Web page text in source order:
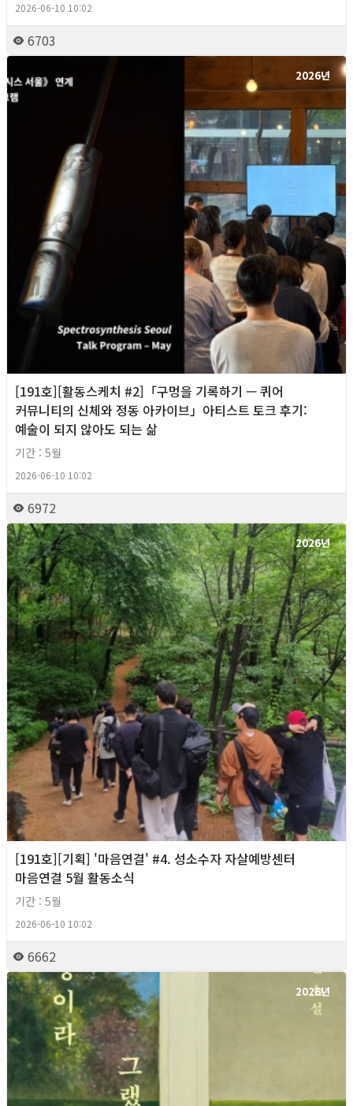
2026-06-10 10:02
6703
2026년
[191호][활동스케치 #2]「구멍을 기록하기 — 퀴어
커뮤니티의 신체와 정동 아카이브」아티스트 토크 후기:
예술이 되지 않아도 되는 삶
기간 : 5월
2026-06-10 10:02
6972
2026년
[191호][기획] '마음연결' #4. 성소수자 자살예방센터
마음연결 5월 활동소식
기간 : 5월
2026-06-10 10:02
6662
2026년